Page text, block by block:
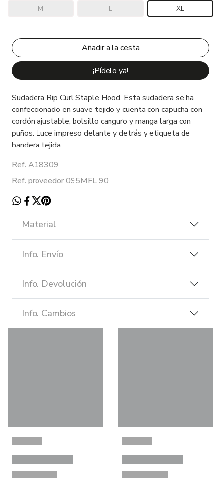
M L XL
¡Pídelo ya!
Sudadera Rip Curl Staple Hood. Esta sudadera se ha
confeccionado en suave tejido y cuenta con capucha con
cordón ajustable, bolsillo canguro y manga larga con
puños. Luce impreso delante y detrás y etiqueta de
bandera tejida.
Ref. A18309
Ref. proveedor 095MFL 90
Material
Info. Envío
Info. Devolución
Info. Cambios